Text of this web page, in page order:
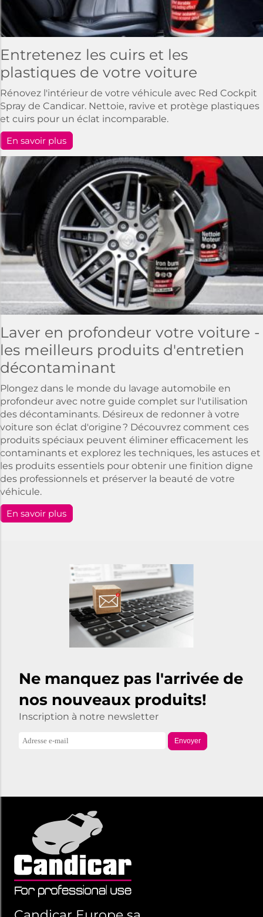
Entretenez les cuirs et les
plastiques de votre voiture
Rénovez l'intérieur de votre véhicule avec Red Cockpit
Spray de Candicar. Nettoie, ravive et protège plastiques
et cuirs pour un éclat incomparable.
En savoir plus
Laver en profondeur votre voiture -
les meilleurs produits d'entretien
décontaminant
Plongez dans le monde du lavage automobile en
profondeur avec notre guide complet sur l'utilisation
des décontaminants. Désireux de redonner à votre
voiture son éclat d'origine ? Découvrez comment ces
produits spéciaux peuvent éliminer efficacement les
contaminants et explorez les techniques, les astuces et
les produits essentiels pour obtenir une finition digne
des professionnels et préserver la beauté de votre
véhicule.
En savoir plus
Ne manquez pas l'arrivée de
nos nouveaux produits!
Inscription à notre newsletter
Envoyer